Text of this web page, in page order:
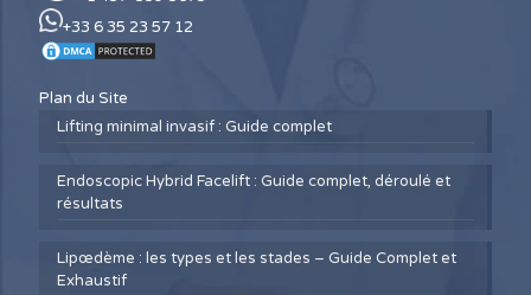
+33 6 35 23 57 12
Plan du Site
Lifting minimal invasif : Guide complet
Endoscopic Hybrid Facelift : Guide complet, déroulé et
résultats
Lipœdème : les types et les stades – Guide Complet et
Exhaustif